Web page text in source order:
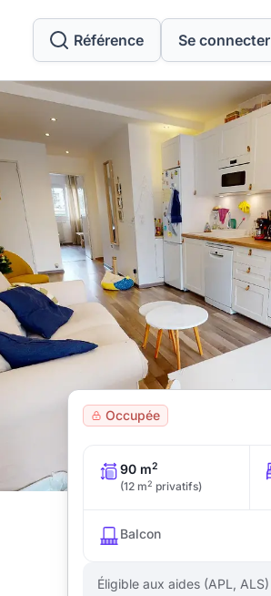
Référence Se connecter
Occupée
90 m2
(12 m2 privatifs)
Balcon
Éligible aux aides (APL, ALS)